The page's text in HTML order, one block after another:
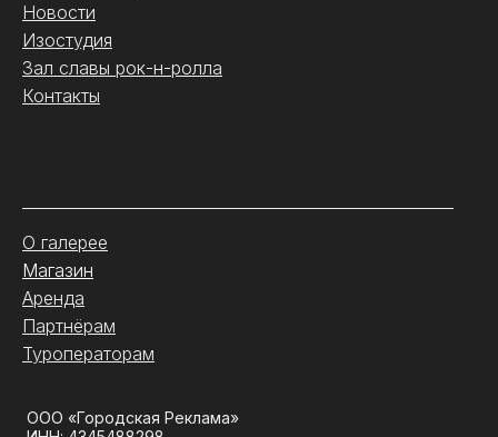
Новости
Изостудия
Зал славы рок-н-ролла
Контакты
О галерее
Магазин
Аренда
Партнёрам
Туроператорам
ООО «Городская Реклама»